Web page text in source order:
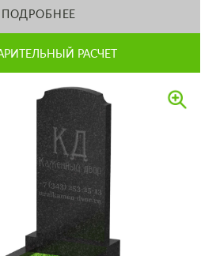
ПОДРОБНЕЕ
РАСЧЕТ